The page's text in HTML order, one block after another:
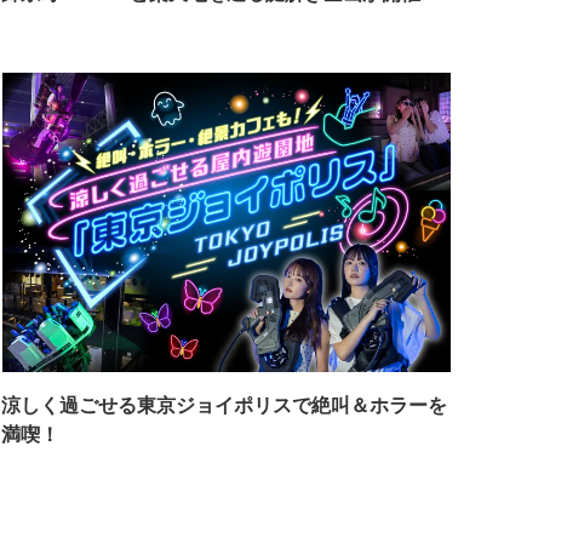
涼しく過ごせる東京ジョイポリスで絶叫＆ホラーを
満喫！